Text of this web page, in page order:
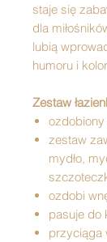
staje się
dla
lubią
humoru i
Zestaw
ozdobiony
zestaw
mydło,
ozdobi
pasuje do
przyciąga